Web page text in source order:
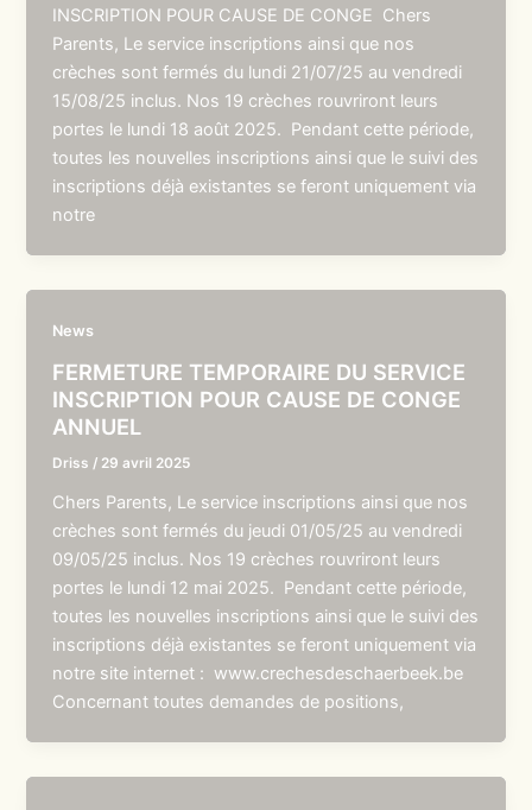
INSCRIPTION POUR CAUSE DE CONGE Chers
Parents, Le service inscriptions ainsi que nos
crèches sont fermés du lundi 21/07/25 au vendredi
15/08/25 inclus. Nos 19 crèches rouvriront leurs
portes le lundi 18 août 2025. Pendant cette période,
toutes les nouvelles inscriptions ainsi que le suivi des
inscriptions déjà existantes se feront uniquement via
notre
News
FERMETURE TEMPORAIRE DU SERVICE
INSCRIPTION POUR CAUSE DE CONGE
ANNUEL
Driss / 29 avril 2025
Chers Parents, Le service inscriptions ainsi que nos
crèches sont fermés du jeudi 01/05/25 au vendredi
09/05/25 inclus. Nos 19 crèches rouvriront leurs
portes le lundi 12 mai 2025. Pendant cette période,
toutes les nouvelles inscriptions ainsi que le suivi des
inscriptions déjà existantes se feront uniquement via
notre site internet : www.crechesdeschaerbeek.be
Concernant toutes demandes de positions,